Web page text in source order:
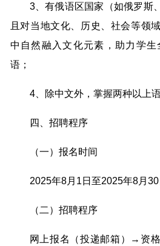
3、有俄语区国家（如俄罗斯
且对当地文化、历史、社会等领
中自然融入文化元素，助力学
语；
4、除中文外，掌握两种以上
四、招聘程序
（一）报名时间
2025年8月1日至2025年8月30
（二）招聘程序
网上报名（投递邮箱）→资